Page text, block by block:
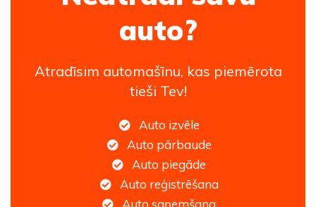
auto?
Atradīsim automašīnu, kas piemērota
tieši Tev!
Auto izvēle
Auto pārbaude
Auto piegāde
Auto reģistrēšana
Auto saņemšana